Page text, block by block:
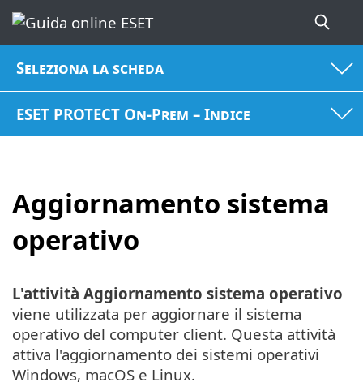
Seleziona la scheda
ESET PROTECT On-Prem – Indice
Aggiornamento sistema
operativo
L'attività Aggiornamento sistema operativo
viene utilizzata per aggiornare il sistema
operativo del computer client. Questa attività
attiva l'aggiornamento dei sistemi operativi
Windows, macOS e Linux.